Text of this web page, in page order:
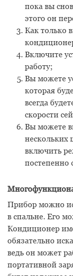
пока вы
этого он
Как только
Включите
работу;
Вы можете
которая
всегда
скорости
Вы можете
нескольких
включить
постепенно
Прибор можно
в спальне. Его
Кондиционер
обязательно
ведь он может
портативной